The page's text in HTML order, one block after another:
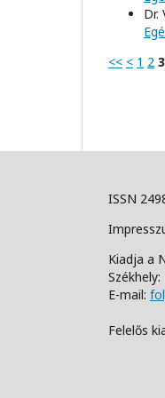
Dr.
<< < 1 2 3
ISSN
Kiadja a
E-mail:
Felelős